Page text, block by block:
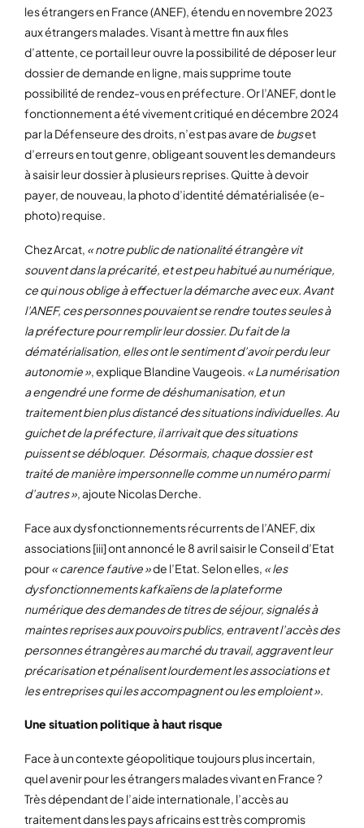
les étrangers en France (ANEF), étendu en novembre 2023
aux étrangers malades. Visant à mettre fin aux files
d’attente, ce portail leur ouvre la possibilité de déposer leur
dossier de demande en ligne, mais supprime toute
possibilité de rendez-vous en préfecture. Or l’ANEF, dont le
fonctionnement a été vivement critiqué en décembre 2024
par la Défenseure des droits, n’est pas avare de bugset
d’erreurs en tout genre, obligeant souvent les demandeurs
à saisir leur dossier à plusieurs reprises. Quitte à devoir
payer, de nouveau, la photo d’identité dématérialisée (e-
photo) requise.
Chez Arcat, « notre public de nationalité étrangère vit
souvent dans la précarité, et est peu habitué au numérique,
ce qui nous oblige à effectuer la démarche avec eux. Avant
l’ANEF, ces personnes pouvaient se rendre toutes seules à
la préfecture pour remplir leur dossier. Du fait de la
dématérialisation, elles ont le sentiment d’avoir perdu leur
autonomie », explique Blandine Vaugeois. « La numérisation
a engendré une forme de déshumanisation, et un
traitement bien plus distancé des situations individuelles. Au
guichet de la préfecture, il arrivait que des situations
puissent se débloquer. Désormais, chaque dossier est
traité de manière impersonnelle comme un numéro parmi
d’autres », ajoute Nicolas Derche.
Face aux dysfonctionnements récurrents de l’ANEF, dix
associations [iii] ont annoncé le 8 avril saisir le Conseil d’Etat
pour« carence fautive »de l’Etat. Selon elles, « les
dysfonctionnements kafkaïens de la plateforme
numérique des demandes de titres de séjour, signalés à
maintes reprises aux pouvoirs publics, entravent l’accès des
personnes étrangères au marché du travail, aggravent leur
précarisation et pénalisent lourdement les associations et
les entreprises qui les accompagnent ou les emploient ».
Une situation politique à haut risque
Face à un contexte géopolitique toujours plus incertain,
quel avenir pour les étrangers malades vivant en France ?
Très dépendant de l’aide internationale, l’accès au
traitement dans les pays africains est très compromis